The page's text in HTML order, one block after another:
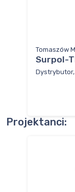
Tomaszów
Surpol-
Projektanci: